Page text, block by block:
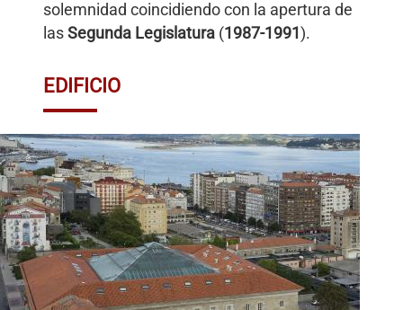
solemnidad coincidiendo con la apertura de
las Segunda Legislatura (1987-1991 ).
EDIFICIO